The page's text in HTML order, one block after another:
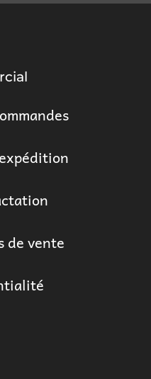
de vente